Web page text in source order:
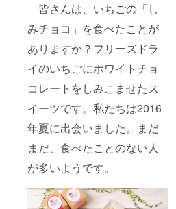
皆さんは、いちごの「し
みチョコ」を食べたことが
ありますか？フリーズドラ
イのいちごにホワイトチョ
コレートをしみこませたス
イーツです。私たちは2016
年夏に出会いました。まだ
まだ、食べたことのない人
が多いようです。